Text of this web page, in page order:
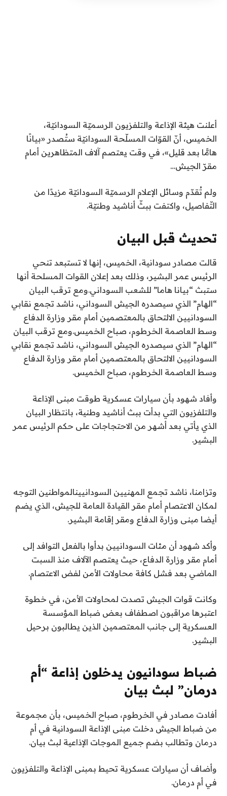
أعلنت هيئة الإذاعة والتلفزيون الرسميّة السودانيّة،
الخميس، أنّ القوّات المسلّحة السودانيّة ستُصدر «بيانًا
هامًّا بعد قليل»، في وقت يعتصم آلاف المتظاهرين أمام
مقرّ الجيش…
ولم تُقدّم وسائل الإعلام الرسميّة السودانيّة مزيدًا من
التّفاصيل، واكتفت ببثّ أناشيد وطنيّة.
تحديث قبل البيان
قالت مصادر سودانية، الخميس، إنها لا تستبعد تنحي
الرئيس عمر البشير، وذلك بعد إعلان القوات المسلحة أنها
ستبث “بيانا هاما” للشعب السوداني.ومع ترقب البيان
“الهام” الذي سيصدره الجيش السوداني، ناشد تجمع نقابي
السودانيين الالتحاق بالمعتصمين أمام مقر وزارة الدفاع
وسط العاصمة الخرطوم، صباح الخميس.ومع ترقب البيان
“الهام” الذي سيصدره الجيش السوداني، ناشد تجمع نقابي
السودانيين الالتحاق بالمعتصمين أمام مقر وزارة الدفاع
وسط العاصمة الخرطوم، صباح الخميس.
وأفاد شهود بأن سيارات عسكرية طوقت مبنى الإذاعة
والتلفزيون التي بدأت ببث أناشيد وطنية، بانتظار البيان
الذي يأتي بعد أشهر من الاحتجاجات على حكم الرئيس عمر
البشير.
وتزامنا، ناشد تجمع المهنيين السودانيينالمواطنين التوجه
لمكان الاعتصام أمام مقر القيادة العامة للجيش، الذي يضم
أيضا مبنى وزارة الدفاع ومقر إقامة البشير.
وأكد شهود أن مئات السودانيين بدأوا بالفعل التوافد إلى
أمام مقر وزارة الدفاع، حيث يعتصم الآلاف منذ السبت
الماضي بعد فشل كافة محاولات الأمن لفض الاعتصام.
وكانت قوات الجيش تصدت لمحاولات الأمن، في خطوة
اعتبرها مراقبون اصطفاف بعض ضباط المؤسسة
العسكرية إلى جانب المعتصمين الذين يطالبون برحيل
البشير.
ضباط سودانيون يدخلون إذاعة “أم
درمان” لبث بيان
أفادت مصادر في الخرطوم، صباح الخميس، بأن مجموعة
من ضباط الجيش دخلت مبنى الإذاعة السودانية في أم
درمان وتطالب بضم جميع الموجات الإذاعية لبث بيان.
وأضاف أن سيارات عسكرية تحيط بمبنى الإذاعة والتلفزيون
في أم درمان.